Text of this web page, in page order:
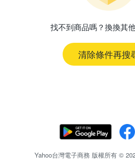
找不到商品嗎？換換其
清除條件再搜
Yahoo台灣電子商務 版權所有 ©